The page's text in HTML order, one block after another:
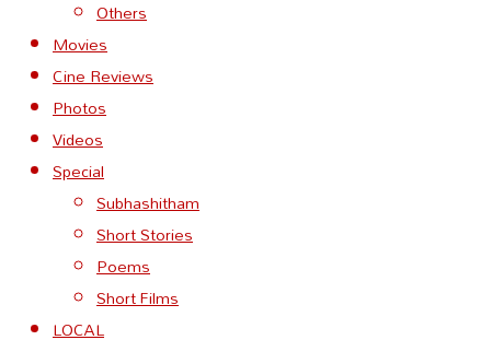
Others
Movies
Cine Reviews
Photos
Videos
Special
Subhashitham
Short Stories
Poems
Short Films
LOCAL